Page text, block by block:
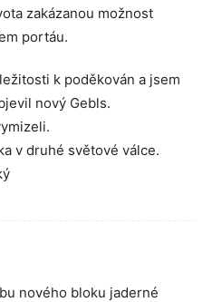
zakázanou možnost
portáu.
k poděkován a jsem
nový Gebls.
v druhé světové válce.
nového bloku jaderné